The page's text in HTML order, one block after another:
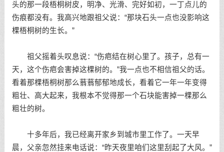
头的那一段梧桐树皮，明净、光滑、完好如初，一丁点儿的
伤痕都没有。我高兴地跟祖父说：“那块石头一点也没影响这
棵梧桐树的生长。”
祖父摇着头叹息说：“伤疤结在树心里了。孩子，总有一
天，这个伤疤会害掉这棵树的。”我一点也不相信祖父的话。
看着那棵梧桐树那么蓊蓊郁郁地成长，看着它一年一年变得
粗壮、高大起来，我根本不觉得那一个石块能害掉一棵那么
粗壮的树。
十多年后，我已经离开家乡到城市里工作了。一天早
晨，父亲忽然挂来电话说：“昨天夜里咱们这里刮起了大风。”